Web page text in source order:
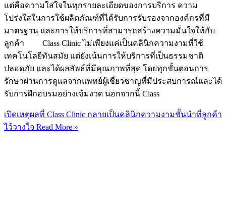
แต่คือความใส่ใจในทุกรายละเอียดของการบริการ ความ
โปร่งใสในการใช้ผลิตภัณฑ์ที่ได้รับการรับรองจากองค์กรที่มี
มาตรฐาน และการให้บริการที่สามารถสร้างความมั่นใจให้กับ
ลูกค้า Class Clinic ไม่เพียงแค่เป็นคลินิกความงามที่ใช้
เทคโนโลยีทันสมัย แต่ยังเน้นการให้บริการที่เป็นธรรมชาติ
ปลอดภัย และได้ผลลัพธ์ที่มีคุณภาพที่สุด โดยทุกขั้นตอนการ
รักษาผ่านการดูแลจากแพทย์ผู้เชี่ยวชาญที่มีประสบการณ์และได้
รับการฝึกอบรมอย่างเข้มงวด นอกจากนี้ Class
เปิดเหตุผลที่ Class Clinic กลายเป็นคลินิกความงามชั้นนำที่ลูกค้า
ไว้วางใจ Read More »